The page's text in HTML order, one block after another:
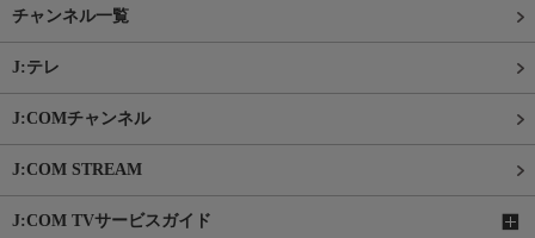
チャンネル一覧
J:テレ
J:COMチャンネル
J:COM STREAM
J:COM TVサービスガイド